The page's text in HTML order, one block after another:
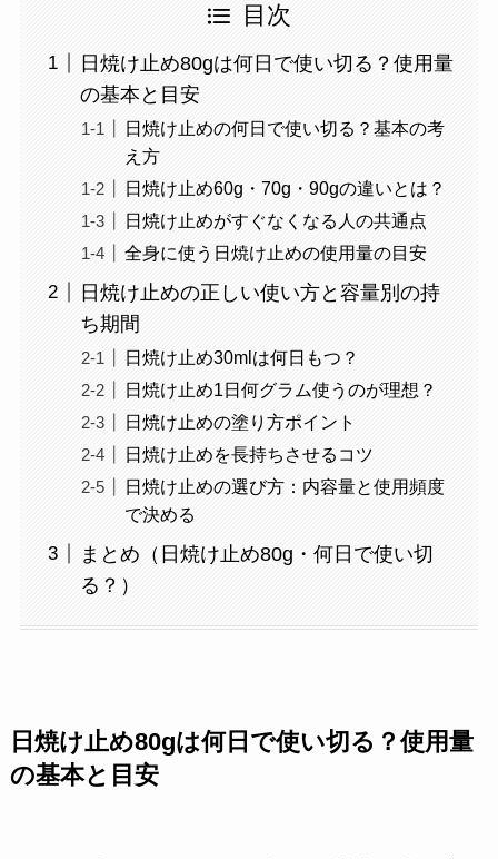
目次
日焼け止め80gは何日で使い切る？使用量
の基本と目安
日焼け止めの何日で使い切る？基本の考
え方
日焼け止め60g・70g・90gの違いとは？
日焼け止めがすぐなくなる人の共通点
全身に使う日焼け止めの使用量の目安
日焼け止めの正しい使い方と容量別の持
ち期間
日焼け止め30mlは何日もつ？
日焼け止め1日何グラム使うのが理想？
日焼け止めの塗り方ポイント
日焼け止めを長持ちさせるコツ
日焼け止めの選び方：内容量と使用頻度
で決める
まとめ（日焼け止め80g・何日で使い切
る？）
日焼け止め80gは何日で使い切る？使用量
の基本と目安